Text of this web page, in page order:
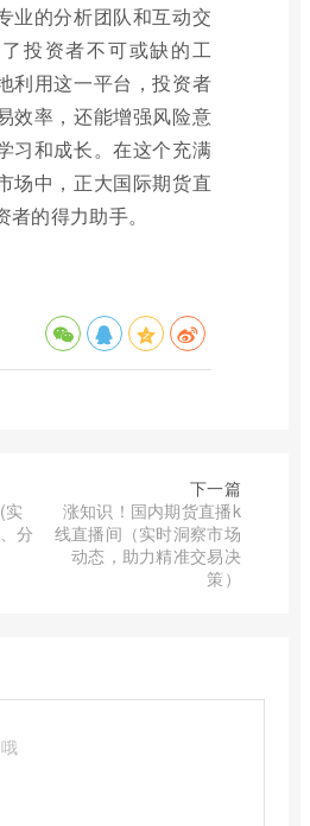
业的分析团队和互动交
投资者不可或缺的工
利用这一平台，投资者
效率，还能增强风险意
习和成长。在这个充满
场中，正大国际期货直
的得力助手。
实
分
下一篇
涨知识！国内期货直播k
线直播间（实时洞察市场
动态，助力精准交易决
策）